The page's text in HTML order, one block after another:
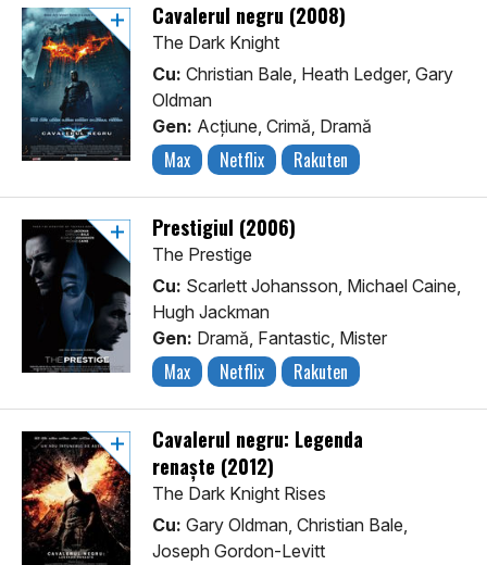
Cavalerul negru (2008)
The Dark Knight
Cu: Christian Bale, Heath Ledger, Gary
Oldman
Gen: Acţiune, Crimă, Dramă
Max Netflix Rakuten
Prestigiul (2006)
The Prestige
Cu: Scarlett Johansson, Michael Caine,
Hugh Jackman
Gen: Dramă, Fantastic, Mister
Max Netflix Rakuten
Cavalerul negru: Legenda
renaște (2012)
The Dark Knight Rises
Cu: Gary Oldman, Christian Bale,
Joseph Gordon-Levitt